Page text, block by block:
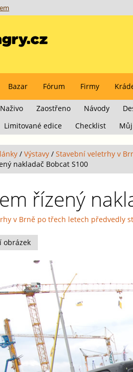
Bazar Fórum Firmy
Naživo Zaostřeno Návody
Limitované edice Checklist
/ Výstavy / Stavební veletrhy v
nakladač Bobcat S100
řízený
v Brně po třech letech předvedly
obrázek